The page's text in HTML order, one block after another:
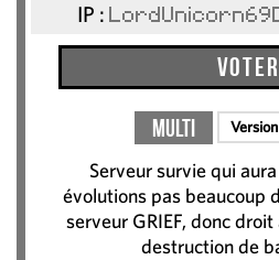
IP :
Voter
Multi
Serveur survie qui
évolutions pas beaucoup
serveur GRIEF, donc
destruction de